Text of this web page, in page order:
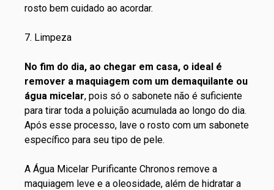
rosto bem cuidado ao acordar.
7. Limpeza
No fim do dia, ao chegar em casa, o ideal é
remover a maquiagem com um demaquilante ou
água micelar, pois só o sabonete não é suficiente
para tirar toda a poluição acumulada ao longo do dia.
Após esse processo, lave o rosto com um sabonete
específico para seu tipo de pele.
A Água Micelar Purificante Chronos remove a
maquiagem leve e a oleosidade, além de hidratar a